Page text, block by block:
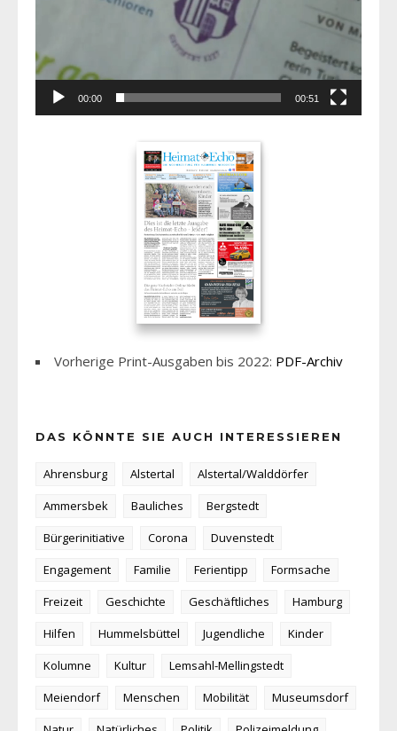
00:00 00:51
Vorherige Print-Ausgaben bis 2022: PDF-Archiv
DAS KÖNNTE SIE AUCH INTERESSIEREN
Ahrensburg Alstertal
Alstertal/Walddörfer
Ammersbek
Bauliches
Bergstedt
Bürgerinitiative
Corona
Duvenstedt
Engagement
Familie Ferientipp
Formsache
Freizeit
Geschichte Geschäftliches
Hamburg
Hilfen
Hummelsbüttel Jugendliche
Kinder
Kolumne
Kultur
Lemsahl-Mellingstedt
Meiendorf
Menschen Mobilität
Museumsdorf